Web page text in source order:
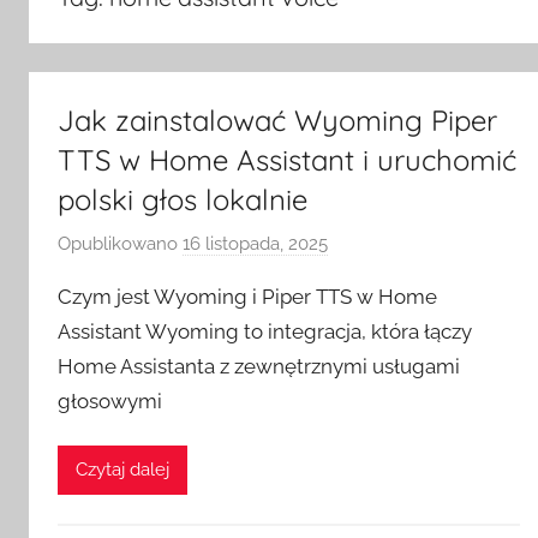
Jak zainstalować Wyoming Piper
TTS w Home Assistant i uruchomić
polski głos lokalnie
Opublikowano 16 listopada, 2025
z
e
z
Czym jest Wyoming i Piper TTS w Home
Assistant Wyoming to integracja, która łączy
Home Assistanta z zewnętrznymi usługami
głosowymi
Czytaj dalej